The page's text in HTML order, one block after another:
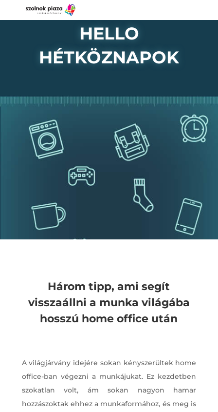
HELLO
HÉTKÖZNAPOK
Három tipp, ami segít
visszaállni a munka világába
hosszú home office után
A világjárvány idejére sokan kényszerültek home
office-ban végezni a munkájukat. Ez kezdetben
szokatlan volt, ám sokan nagyon hamar
hozzászoktak ehhez a munkaformához, és meg is